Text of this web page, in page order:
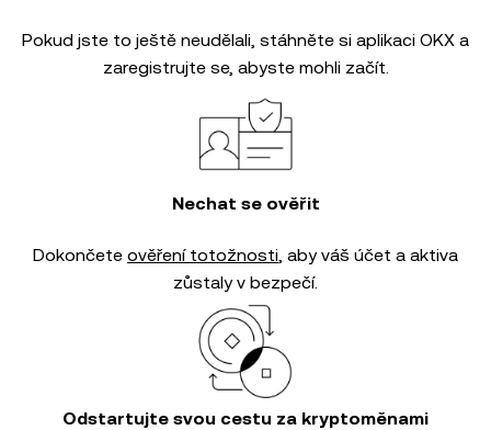
Pokud jste to ještě neudělali, stáhněte si aplikaci OKX a
zaregistrujte se, abyste mohli začít.
Nechat se ověřit
Dokončete ověření totožnosti, aby váš účet a aktiva
zůstaly v bezpečí.
Odstartujte svou cestu za kryptoměnami